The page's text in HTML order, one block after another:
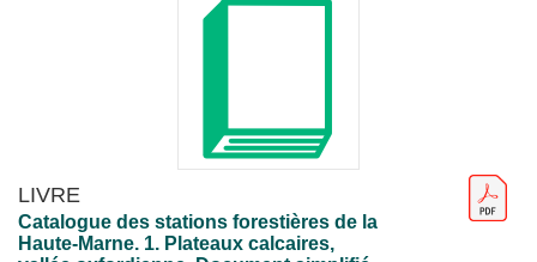
LIVRE
Catalogue des stations forestières de la
Haute-Marne. 1. Plateaux calcaires,